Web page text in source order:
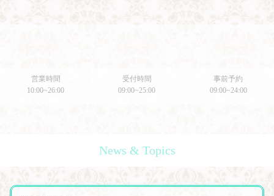
営業時間
10:00~26:00
受付時間
09:00~25:00
事前予約
09:00~24:00
News & Topics